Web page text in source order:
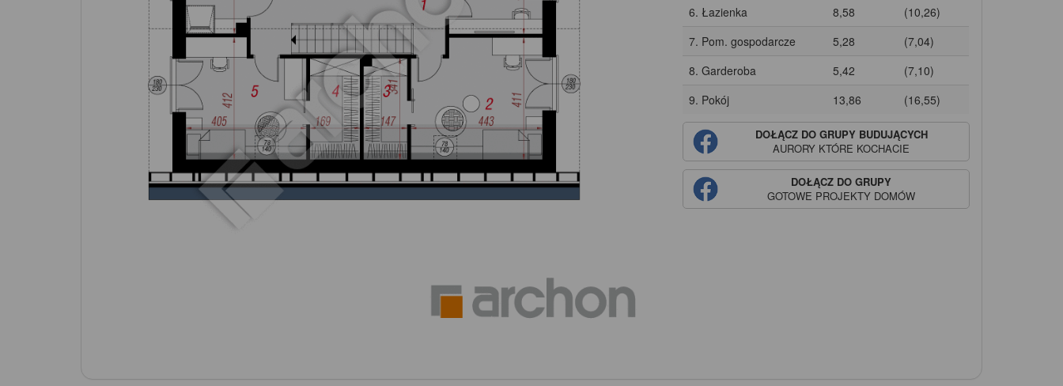
6. Łazienka
8,58
(10,26)
7. Pom. gospodarcze
5,28
(7,04)
8. Garderoba
5,42
(7,10)
9. Pokój
13,86 (16,55)
DOŁĄCZ DO GRUPY BUDUJĄCYCH
AURORY KTÓRE KOCHACIE
DOŁĄCZ DO GRUPY
GOTOWE PROJEKTY DOMÓW